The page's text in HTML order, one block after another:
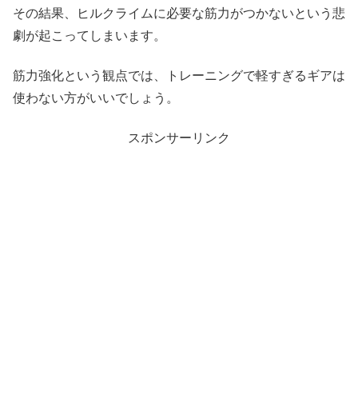
その結果、ヒルクライムに必要な筋力がつかないという悲
劇が起こってしまいます。
筋力強化という観点では、トレーニングで軽すぎるギアは
使わない方がいいでしょう。
スポンサーリンク